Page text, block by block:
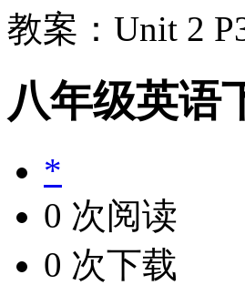
教案：Unit 2
八年级英语
*
0 次阅读
0 次下载